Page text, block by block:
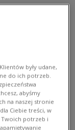
były udane,
do ich potrzeb.
abyśmy
na naszej stronie
Ciebie treści, w
potrzeb i